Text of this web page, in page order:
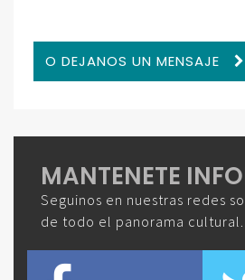
O DEJANOS UN MENSAJE
MANTENETE
Seguinos en nuestras redes
de todo el panorama cultural.